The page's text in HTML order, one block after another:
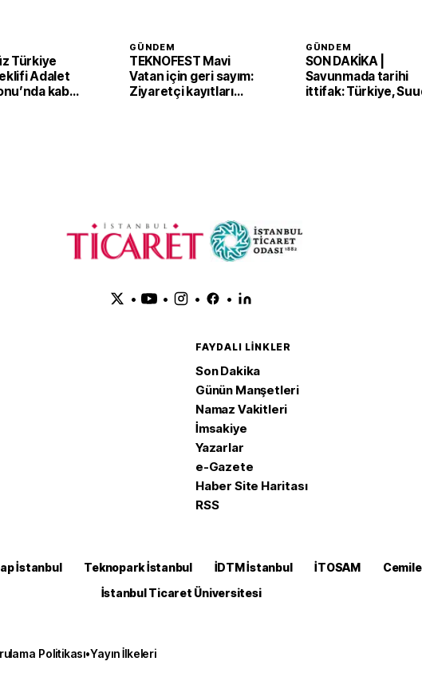
Türkiye
Adalet
kabul
GÜNDEM
TEKNOFEST Mavi
Vatan için geri sayım:
Ziyaretçi kayıtları
GÜNDEM
SON DAKİKA |
Savunmada tarihi
ittifak: Türkiye,
• • • •
FAYDALI LINKLER
Son Dakika
Günün Manşetleri
Namaz Vakitleri
İmsakiye
Yazarlar
e-Gazete
Haber Site Haritası
RSS
İstanbul Teknopark İstanbul İDTM İstanbul İTOSAM
İstanbul Ticaret Üniversitesi
Politikası•Yayın İlkeleri